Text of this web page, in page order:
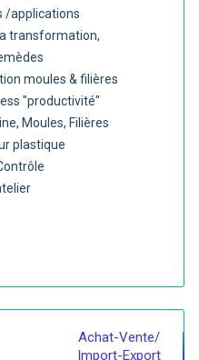
/applications
transformation,
moules & filières
"productivité"
Moules, Filières
plastique
Achat-Vente/
Import-Export